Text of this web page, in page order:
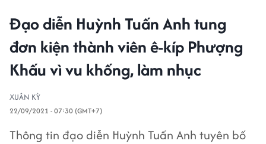
Đạo diễn Huỳnh Tuấn Anh tung
đơn kiện thành viên ê-kíp Phượng
Khấu vì vu khống, làm nhục
XUÂN KỲ
22/09/2021 - 07:30 (GMT+7)
Thông tin đạo diễn Huỳnh Tuấn Anh tuyên bố